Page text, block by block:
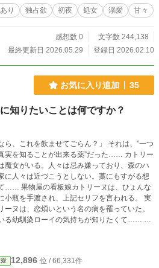
ていた遥香先輩は、俺の指先ひとつで震える
た。 嫉妬に狂って強引に連れ込んだ雨の夜。
り 独占欲 初夜 処女 溺愛 甘々
感想数 0
文字数 244,138
最終更新日 2026.05.29
登録日 2026.02.10
お気に入り追加 35
知りたいことは何ですか？
ら、これを飲ませてごらん？」 それは、”一つ
を知ることが出来る薬”だった…… カトリー
魔女がいる。人々は忌み嫌っており、森のハ
に人々は近づこうとしない。藁にもすがる想
…… 果物屋の看板娘カトリーヌは、ひょんな
小瓶を手渡され、上記セリフを言われる。 実
ーヌは、恋煩いという名の病を罹っていた。
る幼馴染ローイの気持ちが知りたくて…… オ
いうのでしょうか？ 共通テーマのある短編
毎に一気に投稿するので、毎回一応完結で投
時に書いて投稿します！ こんな薬が手に
12,896 位 / 66,331件